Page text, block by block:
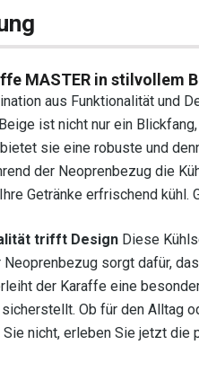
MASTER in stilvollem
aus Funktionalität und
ist nicht nur ein
sie eine robuste und
der Neoprenbezug die
Getränke erfrischend
trifft Design Diese
sorgt dafür,
der Karaffe eine
Ob für den
nicht, erleben Sie jetzt